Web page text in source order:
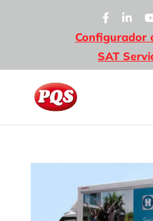
Configurador
SAT